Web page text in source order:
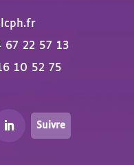
67 22 57 13
10 52 75
Suivre